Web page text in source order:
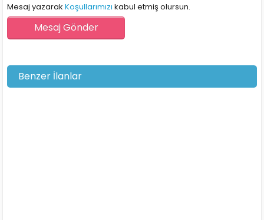
Mesaj yazarakKoşullarımızı kabul etmiş olursun.
Benzer İlanlar